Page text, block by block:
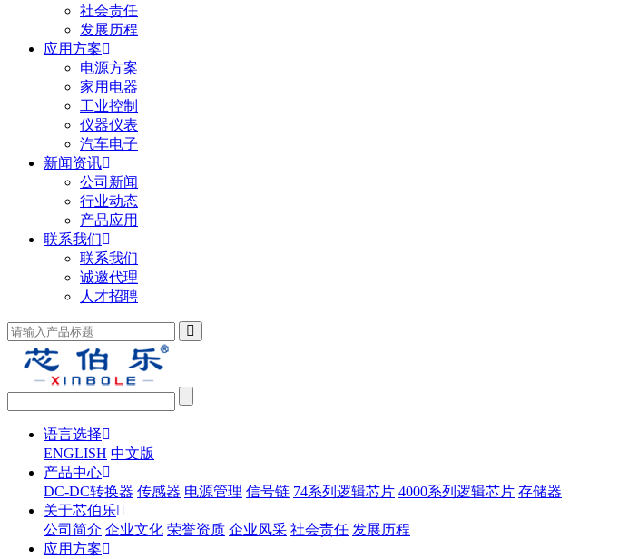
社会责任
发展历程
应用方案
电源方案
家用电器
工业控制
仪器仪表
汽车电子
新闻资讯
公司新闻
行业动态
产品应用
联系我们
联系我们
诚邀代理
人才招聘
语言选择
ENGLISH 中文版
产品中心
DC-DC转换器 传感器 电源管理 信号链 74系列逻辑芯片 4000系列逻辑芯片 存储器
关于芯伯乐
公司简介 企业文化 荣誉资质 企业风采 社会责任 发展历程
应用方案